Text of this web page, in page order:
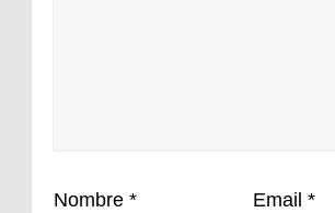
Nombre * Email *